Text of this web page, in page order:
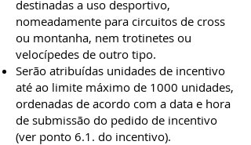
destinadas a uso desportivo,
nomeadamente para circuitos de cross
ou montanha, nem trotinetes ou
velocípedes de outro tipo.
Serão atribuídas unidades de incentivo
até ao limite máximo de 1000 unidades,
ordenadas de acordo com a data e hora
de submissão do pedido de incentivo
(ver ponto 6.1. do incentivo).